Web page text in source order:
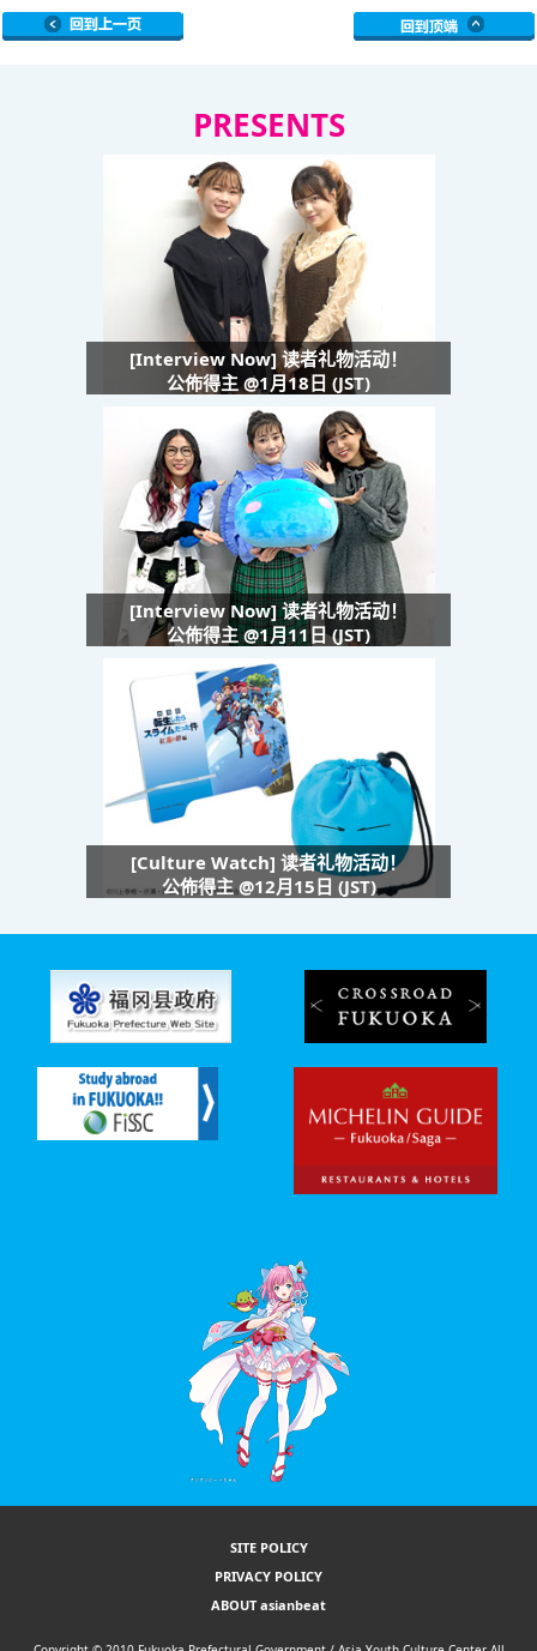
PRESENTS
[Interview Now] 读者礼物活动！
公佈得主 @1月18日 (JST)
[Interview Now] 读者礼物活动！
公佈得主 @1月11日 (JST)
[Culture Watch] 读者礼物活动！
公佈得主 @12月15日 (JST)
SITE POLICY
PRIVACY POLICY
ABOUT asianbeat